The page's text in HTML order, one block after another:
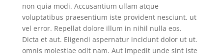
non quia modi. Accusantium ullam atque
voluptatibus praesentium iste provident nesciunt. ut
vel error. Repellat dolore illum in nihil nulla eos.
Dicta et aut. Eligendi aspernatur incidunt dolor ut ut.
omnis molestiae odit nam. Aut impedit unde sint iste